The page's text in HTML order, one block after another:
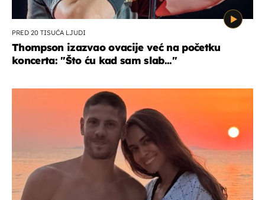
PRED 20 TISUĆA LJUDI
Thompson izazvao ovacije već na početku
koncerta: "Što ću kad sam slab..."